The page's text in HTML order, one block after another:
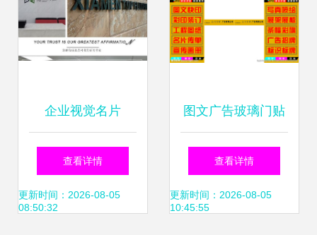
企业视觉名片
Logo墙、背景墙与
形象墙的广告制作
查看详情
更新时间：2026-08-05
08:50:32
图文广告玻璃门贴
广告 四图联动，创
意制胜
查看详情
更新时间：2026-08-05
10:45:55